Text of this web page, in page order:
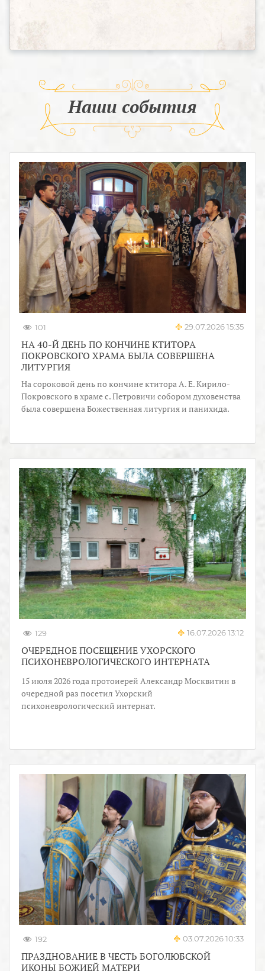
Наши события
101 29.07.2026 15:35
НА 40-Й ДЕНЬ ПО КОНЧИНЕ КТИТОРА
ПОКРОВСКОГО ХРАМА БЫЛА СОВЕРШЕНА
ЛИТУРГИЯ
На сороковой день по кончине ктитора А. Е. Кирило-
Покровского в храме с. Петровичи собором духовенства
была совершена Божественная литургия и панихида.
129 16.07.2026 13:12
ОЧЕРЕДНОЕ ПОСЕЩЕНИЕ УХОРСКОГО
ПСИХОНЕВРОЛОГИЧЕСКОГО ИНТЕРНАТА
15 июля 2026 года протоиерей Александр Москвитин в
очередной раз посетил Ухорский
психоневрологический интернат.
192 03.07.2026 10:33
ПРАЗДНОВАНИЕ В ЧЕСТЬ БОГОЛЮБСКОЙ
ИКОНЫ БОЖИЕЙ МАТЕРИ